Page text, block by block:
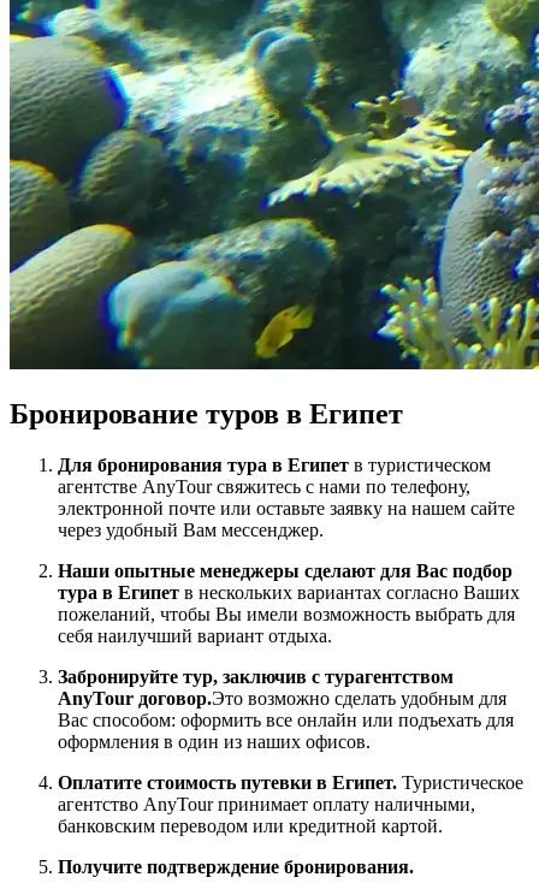
Бронирование туров в Египет
Для бронирования тура в Египет в туристическом
агентстве AnyTour свяжитесь с нами по телефону,
электронной почте или оставьте заявку на нашем сайте
через удобный Вам мессенджер.
Наши опытные менеджеры сделают для Вас подбор
тура в Египет в нескольких вариантах согласно Ваших
пожеланий, чтобы Вы имели возможность выбрать для
себя наилучший вариант отдыха.
Забронируйте тур, заключив с турагентством
AnyTour договор.Это возможно сделать удобным для
Вас способом: оформить все онлайн или подъехать для
оформления в один из наших офисов.
Оплатите стоимость путевки в Египет. Туристическое
агентство AnyTour принимает оплату наличными,
банковским переводом или кредитной картой.
Получите подтверждение бронирования.